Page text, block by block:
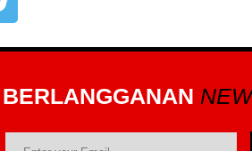
BERLANGGANAN